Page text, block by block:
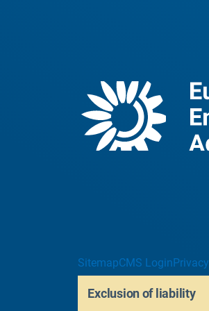
SitemapCMS LoginPrivacy
Exclusion of liability